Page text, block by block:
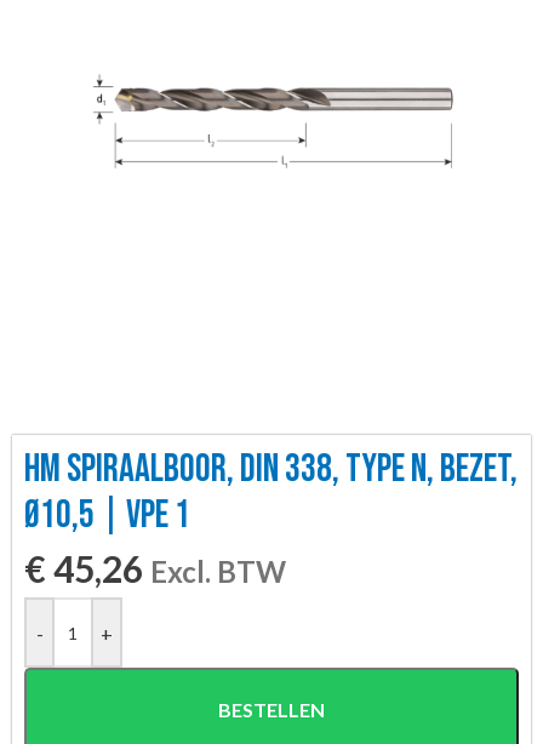
HM SPIRAALBOOR, DIN 338, TYPE N, BEZET,
Ø10,5 | VPE 1
€45,26 Excl. BTW
- +
BESTELLEN